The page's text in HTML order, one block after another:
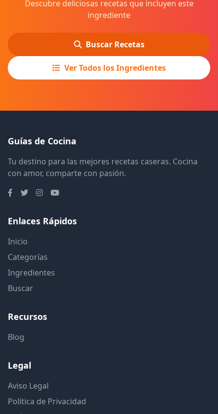
Descubre deliciosas recetas que incluyen este
ingrediente
Buscar Recetas
Ver Todos los Ingredientes
Guías de Cocina
Tu destino para las mejores recetas caseras. Cocina
con amor, comparte con pasión.
Enlaces Rápidos
Inicio
Categorías
Ingredientes
Buscar
Recursos
Blog
Legal
Aviso Legal
Política de Privacidad